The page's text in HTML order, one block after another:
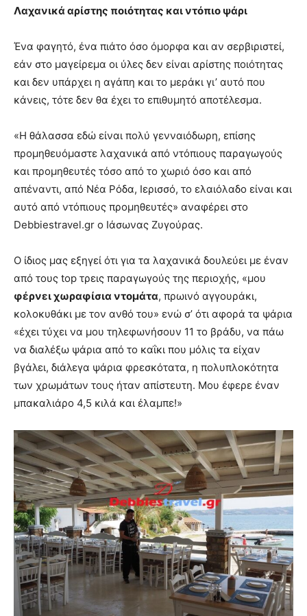
Λαχανικά αρίστης ποιότητας και ντόπιο ψάρι
Ένα φαγητό, ένα πιάτο όσο όμορφα και αν σερβιριστεί,
εάν στο μαγείρεμα οι ύλες δεν είναι αρίστης ποιότητας
και δεν υπάρχει η αγάπη και το μεράκι γι’ αυτό που
κάνεις, τότε δεν θα έχει το επιθυμητό αποτέλεσμα.
«Η θάλασσα εδώ είναι πολύ γενναιόδωρη, επίσης
προμηθευόμαστε λαχανικά από ντόπιους παραγωγούς
και προμηθευτές τόσο από το χωριό όσο και από
απέναντι, από Νέα Ρόδα, Ιερισσό, το ελαιόλαδο είναι και
αυτό από ντόπιους προμηθευτές» αναφέρει στο
Debbiestravel.gr ο Ιάσωνας Ζυγούρας.
Ο ίδιος μας εξηγεί ότι για τα λαχανικά δουλεύει με έναν
από τους top τρεις παραγωγούς της περιοχής, «μου
φέρνει χωραφίσια ντομάτα, πρωινό αγγουράκι,
κολοκυθάκι με τον ανθό του» ενώ σ’ ότι αφορά τα ψάρια
«έχει τύχει να μου τηλεφωνήσουν 11 το βράδυ, να πάω
να διαλέξω ψάρια από το καΐκι που μόλις τα είχαν
βγάλει, διάλεγα ψάρια φρεσκότατα, η πολυπλοκότητα
των χρωμάτων τους ήταν απίστευτη. Μου έφερε έναν
μπακαλιάρο 4,5 κιλά και έλαμπε!»